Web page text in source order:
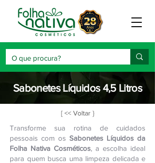
Sabonetes Líquidos 4,5 Litros
[ << Voltar }
Transforme sua rotina de cuidados
pessoais com os Sabonetes Líquidos da
Folha Nativa Cosméticos, a escolha ideal
para quem busca uma limpeza delicada e